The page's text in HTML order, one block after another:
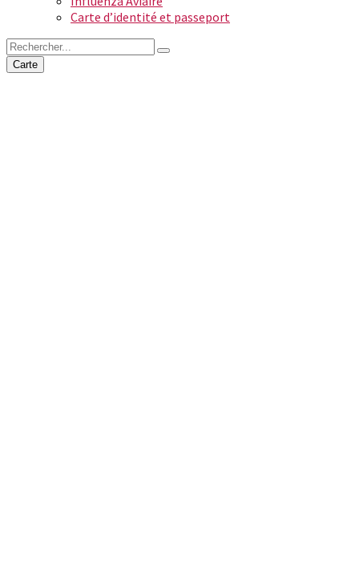
Carte d’identité et passeport
Carte